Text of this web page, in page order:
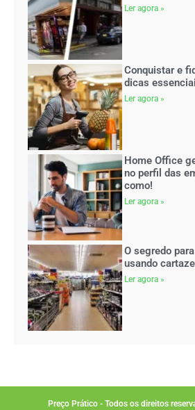
Ler agora »
Conquistar e
dicas
Ler agora »
Home Office
no perfil das
como!
Ler agora »
O segredo
usando
Ler agora »
Preço Prático - Todos os direitos